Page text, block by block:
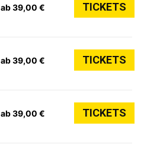
ab 39,00 € TICKETS
ab 39,00 € TICKETS
ab 39,00 € TICKETS